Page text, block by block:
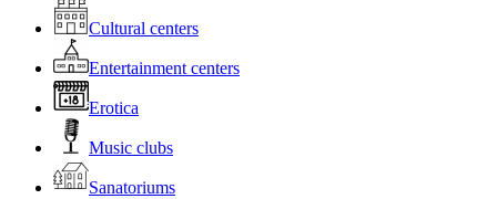
Cultural centers
Entertainment centers
Erotica
Music clubs
Sanatoriums